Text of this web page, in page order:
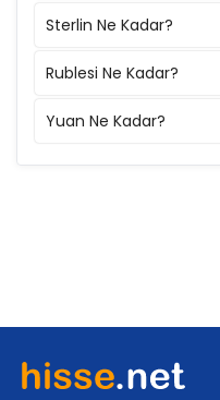
Sterlin Ne Kadar?
Rublesi Ne Kadar?
Yuan Ne Kadar?